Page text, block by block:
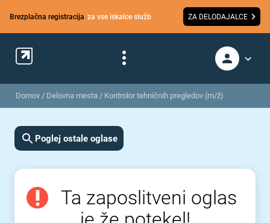
Brezplačna registracija za vse iskalce služb ZA DELODAJALCE
Domov / Delovna mesta / Kontrolor tehničnih pregledov (m/ž)
Poglej ostale oglase
Ta zaposlitveni oglas